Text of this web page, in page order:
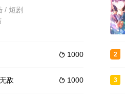
/ 短剧
 1000
 1000
敌
2
3